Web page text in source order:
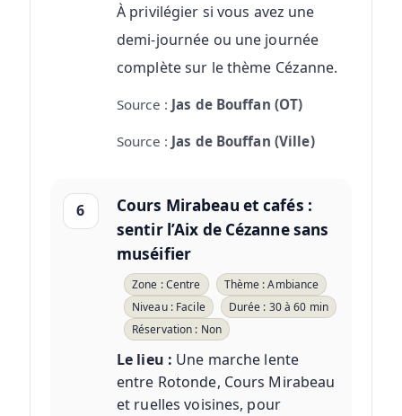
À privilégier si vous avez une
demi-journée ou une journée
complète sur le thème Cézanne.
Source : Jas de Bouffan (OT)
Source : Jas de Bouffan (Ville)
6
Cours Mirabeau et cafés :
sentir l’Aix de Cézanne sans
muséifier
Zone : Centre
Thème : Ambiance
Niveau : Facile
Durée : 30 à 60 min
Réservation : Non
Le lieu : Une marche lente
entre Rotonde, Cours Mirabeau
et ruelles voisines, pour